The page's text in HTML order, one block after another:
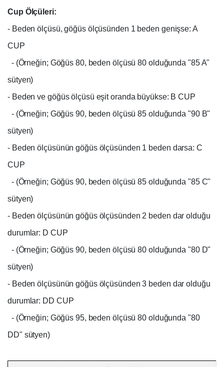
Cup Ölçüleri:
- Beden ölçüsü, göğüs ölçüsünden 1 beden genişse: A
CUP
- (Örneğin; Göğüs 80, beden ölçüsü 80 olduğunda "85 A"
sütyen)
- Beden ve göğüs ölçüsü eşit oranda büyükse: B CUP
- (Örneğin; Göğüs 90, beden ölçüsü 85 olduğunda "90 B"
sütyen)
- Beden ölçüsünün göğüs ölçüsünden 1 beden darsa: C
CUP
- (Örneğin; Göğüs 90, beden ölçüsü 85 olduğunda "85 C"
sütyen)
- Beden ölçüsünün göğüs ölçüsünden 2 beden dar olduğu
durumlar: D CUP
- (Örneğin; Göğüs 90, beden ölçüsü 80 olduğunda "80 D"
sütyen)
- Beden ölçüsünün göğüs ölçüsünden 3 beden dar olduğu
durumlar: DD CUP
- (Örneğin; Göğüs 95, beden ölçüsü 80 olduğunda "80
DD" sütyen)